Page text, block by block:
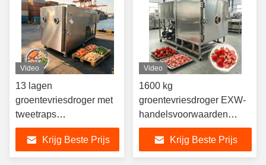
Video
13 lagen
groentevriesdroger met
tweetraps
draaischuifvacuümpomp,
perfect voor langdurige
opslag van groenten
Krijg Beste Prijs
Video
1600 kg
groentevriesdroger EXW-
handelsvoorwaarden
geschikt voor industriële
toepassingen voor het
drogen en conserveren
Krijg Beste Prijs